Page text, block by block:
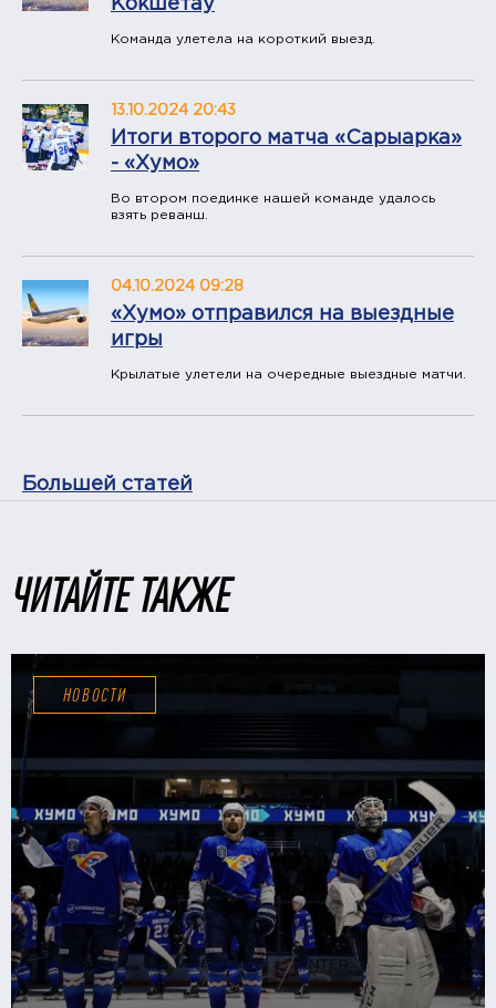
Кокшетау
Команда улетела на короткий выезд.
13.10.2024 20:43
Итоги второго матча «Сарыарка»
- «Хумо»
Во втором поединке нашей команде удалось
взять реванш.
04.10.2024 09:28
«Хумо» отправился на выездные
игры
Крылатые улетели на очередные выездные матчи.
Большей статей
ЧИТАЙТЕ ТАКЖЕ
НОВОСТИ